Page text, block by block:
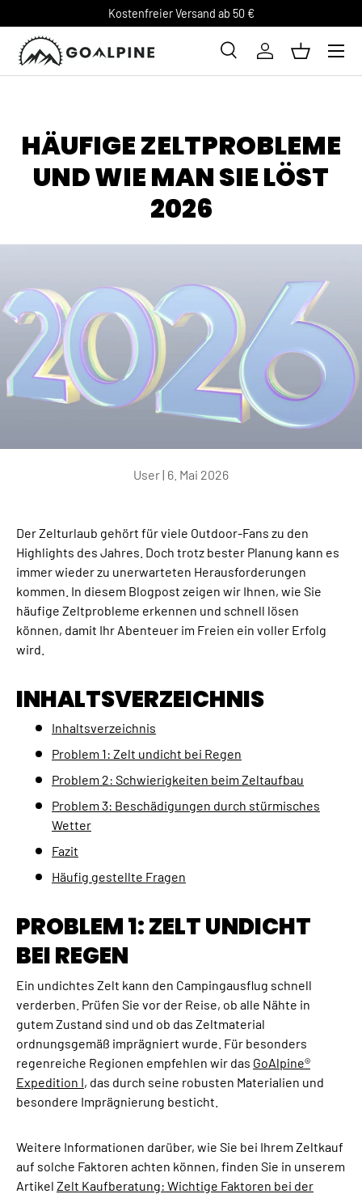
DIREKT ZUM INHALT
Kostenfreier Versand ab 50 €
Suchen
SucheEinloggen
HÄUFIGE ZELTPROBLEME
UND WIE MAN SIE LÖST
2026
User | 6. Mai 2026
Der Zelturlaub gehört für viele Outdoor-Fans zu den
Highlights des Jahres. Doch trotz bester Planung kann es
immer wieder zu unerwarteten Herausforderungen
kommen. In diesem Blogpost zeigen wir Ihnen, wie Sie
häufige Zeltprobleme erkennen und schnell lösen
können, damit Ihr Abenteuer im Freien ein voller Erfolg
wird.
INHALTSVERZEICHNIS
Inhaltsverzeichnis
Problem 1: Zelt undicht bei Regen
Problem 2: Schwierigkeiten beim Zeltaufbau
Problem 3: Beschädigungen durch stürmisches
Wetter
Fazit
Häufig gestellte Fragen
PROBLEM 1: ZELT UNDICHT
BEI REGEN
Ein undichtes Zelt kann den Campingausflug schnell
verderben. Prüfen Sie vor der Reise, ob alle Nähte in
gutem Zustand sind und ob das Zeltmaterial
ordnungsgemäß imprägniert wurde. Für besonders
regenreiche Regionen empfehlen wir das GoAlpine®
Expedition I, das durch seine robusten Materialien und
besondere Imprägnierung besticht.
Weitere Informationen darüber, wie Sie bei Ihrem Zeltkauf
auf solche Faktoren achten können, finden Sie in unserem
Artikel Zelt Kaufberatung: Wichtige Faktoren bei der